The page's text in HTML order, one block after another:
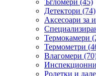
Ъгломери (45)
Детектори (74)
Аксесоари за
Термокамери
Термометри
Влагомери
Ролетки и